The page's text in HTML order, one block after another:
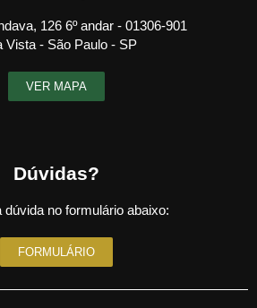
126 6º andar - 01306-901
Vista - São Paulo - SP
VER MAPA
Dúvidas?
dúvida no formulário abaixo:
FORMULÁRIO